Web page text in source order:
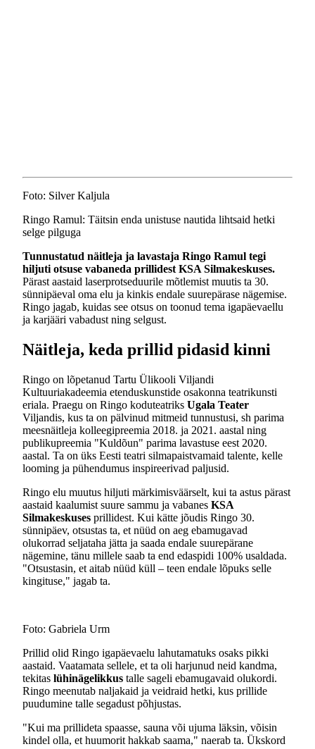
Foto: Silver Kaljula
Ringo Ramul: Täitsin enda unistuse nautida lihtsaid hetki
selge pilguga
Tunnustatud näitleja ja lavastaja Ringo Ramul tegi
hiljuti otsuse vabaneda prillidest KSA Silmakeskuses.
Pärast aastaid laserprotseduurile mõtlemist muutis ta 30.
sünnipäeval oma elu ja kinkis endale suurepärase nägemise.
Ringo jagab, kuidas see otsus on toonud tema igapäevaellu
ja karjääri vabadust ning selgust.
Näitleja, keda prillid pidasid kinni
Ringo on lõpetanud Tartu Ülikooli Viljandi
Kultuuriakadeemia etenduskunstide osakonna teatrikunsti
eriala. Praegu on Ringo koduteatriks Ugala Teater
Viljandis, kus ta on pälvinud mitmeid tunnustusi, sh parima
meesnäitleja kolleegipreemia 2018. ja 2021. aastal ning
publikupreemia "Kuldõun" parima lavastuse eest 2020.
aastal. Ta on üks Eesti teatri silmapaistvamaid talente, kelle
looming ja pühendumus inspireerivad paljusid.
Ringo elu muutus hiljuti märkimisväärselt, kui ta astus pärast
aastaid kaalumist suure sammu ja vabanes KSA
Silmakeskuses prillidest. Kui kätte jõudis Ringo 30.
sünnipäev, otsustas ta, et nüüd on aeg ebamugavad
olukorrad seljataha jätta ja saada endale suurepärane
nägemine, tänu millele saab ta end edaspidi 100% usaldada.
"Otsustasin, et aitab nüüd küll – teen endale lõpuks selle
kingituse," jagab ta.
Foto: Gabriela Urm
Prillid olid Ringo igapäevaelu lahutamatuks osaks pikki
aastaid. Vaatamata sellele, et ta oli harjunud neid kandma,
tekitas lühinägelikkus talle sageli ebamugavaid olukordi.
Ringo meenutab naljakaid ja veidraid hetki, kus prillide
puudumine talle segadust põhjustas.
"Kui ma prillideta spaasse, sauna või ujuma läksin, võisin
kindel olla, et huumorit hakkab saama," naerab ta. Ükskord